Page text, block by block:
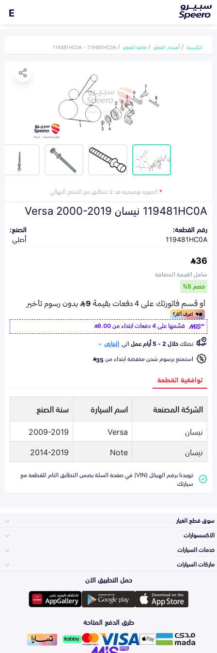
E
الرئيسية أقسام القطع كافة القطع 119481HC0A - 119481HC0A
*الصورة توضيحية قد لا تتطابق مع المنتج النهائي
119481HC0A نيسان Versa 2000-2019
رقم القطعة:
119481HC0A
الصنع:
أصلي
36
شامل القيمة المضافة
خصم 5%
قسّمها على 4 دفعات ابتداء من
9.00
تصلكخلال 2 - 5 أيام عمل الى الرياض
استمتع برسوم شحن مخفضة ابتداء من35
توافقية القطعة
الشركة المصنعة اسم السيارة
سنة الصنع
نيسان
Versa
2009-2019
نيسان
Note
2014-2019
تزويدنا برقم الهيكل (VIN) في صفحة السلة يضمن التطابق التام للقطعة مع
سيارتك
سوق قطع الغيار
المكائن، القيرات
وملحقاتها
الشمعات
والاصطبات (الاضاءة)
الاكسسوارات
لوازم الرحلات
اكسسوارات العناية
خدمات السيارات
الأكثر مبيعاً
ماركات السيارات
تويوتا
هيونداي
حمل التطبيق الان
طرق الدفع المتاحة